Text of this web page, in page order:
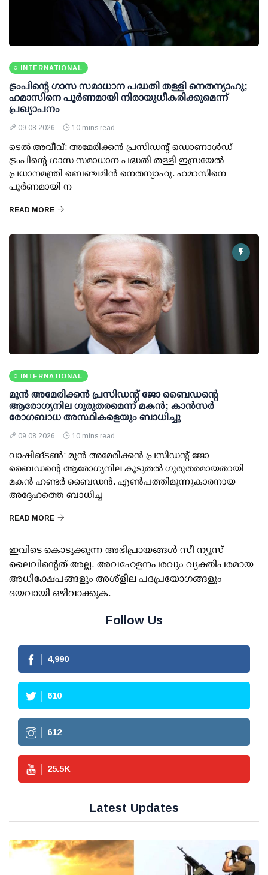
INTERNATIONAL
ട്രംപിന്റെ ഗാസ സമാധാന പദ്ധതി തള്ളി നെതന്യാഹു;
ഹമാസിനെ പൂര്‍ണമായി നിരായുധീകരിക്കുമെന്ന്
പ്രഖ്യാപനം
09 08 2026 10 mins read
ടെല്‍ അവീവ്: അമേരിക്കന്‍ പ്രസിഡന്റ് ഡൊണാള്‍ഡ്
ട്രംപിന്റെ ഗാസ സമാധാന പദ്ധതി തള്ളി ഇസ്രയേല്‍
പ്രധാനമന്ത്രി ബെഞ്ചമിന്‍ നെതന്യാഹു. ഹമാസിനെ
പൂര്‍ണമായി ന
READ MORE
INTERNATIONAL
മുന്‍ അമേരിക്കന്‍ പ്രസിഡന്റ് ജോ ബൈഡന്റെ
ആരോഗ്യനില ഗുരുതരമെന്ന് മകന്‍; കാന്‍സര്‍
രോഗബാധ അസ്ഥികളെയും ബാധിച്ചു
09 08 2026 10 mins read
വാഷിങ്ടണ്‍: മുന്‍ അമേരിക്കന്‍ പ്രസിഡന്റ് ജോ
ബൈഡന്റെ ആരോഗ്യനില കൂടുതല്‍ ഗുരുതരമായതായി
മകന്‍ ഹണ്ടര്‍ ബൈഡന്‍. എണ്‍പത്തിമൂന്നുകാരനായ
അദ്ദേഹത്തെ ബാധിച്ച
READ MORE
ഇവിടെ കൊടുക്കുന്ന അഭിപ്രായങ്ങള്‍ സീ ന്യൂസ്
ലൈവിന്റെത് അല്ല. അവഹേളനപരവും വ്യക്തിപരമായ
അധിക്ഷേപങ്ങളും അശ്‌ളീല പദപ്രയോഗങ്ങളും
ദയവായി ഒഴിവാക്കുക.
Follow Us
4,990
610
612
25.5K
Latest Updates